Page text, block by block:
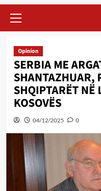
Menu
Opinion
SERBIA ME
SHANTAZHUAR,
SHQIPTARËT NË
KOSOVËS
04/12/2025 0